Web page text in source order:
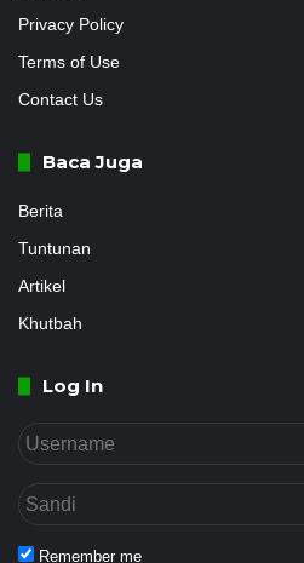
Privacy Policy
Terms of Use
Contact Us
Baca Juga
Berita
Tuntunan
Artikel
Khutbah
Log In
Remember me